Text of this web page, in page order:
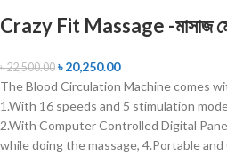
Crazy Fit Massage -মাসাজ
৳22,500.00 ৳20,250.00
The Blood Circulation Machine comes
1.With 16 speeds and 5 stimulation
2.With Computer Controlled Digital
while doing the massage, 4.Portable